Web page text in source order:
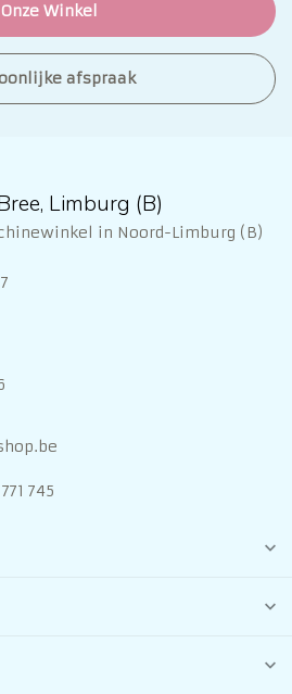
Onze Winkel
afspraak
Limburg (B)
in Noord-Limburg (B)
745